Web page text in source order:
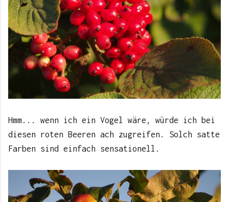
Hmm... wenn ich ein Vogel wäre, würde ich bei
diesen roten Beeren ach zugreifen. Solch satte
Farben sind einfach sensationell.